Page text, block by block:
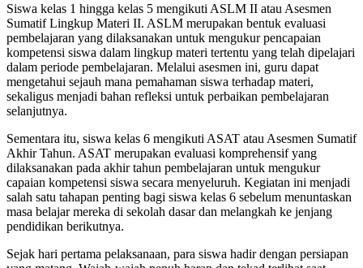
Siswa kelas 1 hingga kelas 5 mengikuti ASLM II atau Asesmen
Sumatif Lingkup Materi II. ASLM merupakan bentuk evaluasi
pembelajaran yang dilaksanakan untuk mengukur pencapaian
kompetensi siswa dalam lingkup materi tertentu yang telah dipelajari
dalam periode pembelajaran. Melalui asesmen ini, guru dapat
mengetahui sejauh mana pemahaman siswa terhadap materi,
sekaligus menjadi bahan refleksi untuk perbaikan pembelajaran
selanjutnya.
Sementara itu, siswa kelas 6 mengikuti ASAT atau Asesmen Sumatif
Akhir Tahun. ASAT merupakan evaluasi komprehensif yang
dilaksanakan pada akhir tahun pembelajaran untuk mengukur
capaian kompetensi siswa secara menyeluruh. Kegiatan ini menjadi
salah satu tahapan penting bagi siswa kelas 6 sebelum menuntaskan
masa belajar mereka di sekolah dasar dan melangkah ke jenjang
pendidikan berikutnya.
Sejak hari pertama pelaksanaan, para siswa hadir dengan persiapan